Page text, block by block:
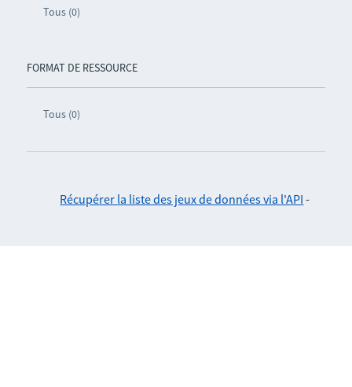
Tous (0)
FORMAT DE RESSOURCE
Tous (0)
Récupérer la liste des jeux de données via l'API -